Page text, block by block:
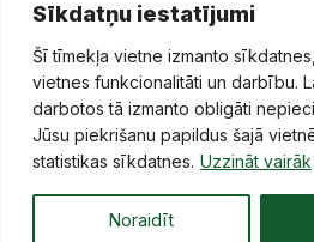
Sīkdatņu iestatījumi
Šī tīmekļa vietne izmanto
vietnes funkcionalitāti un darbību.
darbotos tā izmanto obligāti
Jūsu piekrišanu papildus šajā
statistikas sīkdatnes. Uzzināt vairāk
Noraidīt
Privātuma politika
© 2026 Ilūkste, publicētā satura